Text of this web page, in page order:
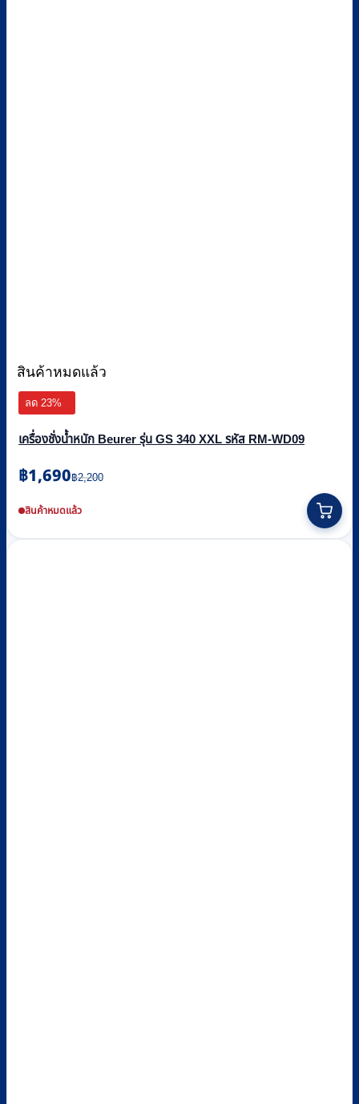
สินค้าหมดแล้ว
ลด 23%
เครื่องชั่งน้ำหนัก Beurer รุ่น GS 340 XXL รหัส RM-WD09
฿2,200
Original
price
was:
฿1,690
Current
price
is:สินค้าหมดแล้ว